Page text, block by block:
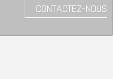
CONTACTEZ-NOUS